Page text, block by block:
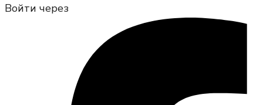
Войти через